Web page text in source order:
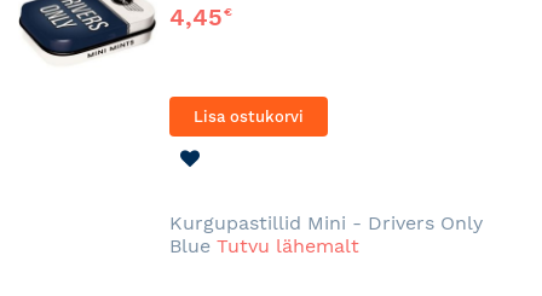
4,45€
Lisa ostukorvi
Kurgupastillid Mini - Drivers Only
Blue Tutvu lähemalt